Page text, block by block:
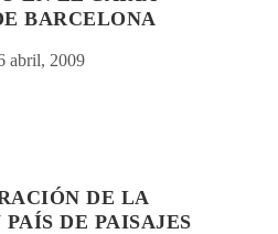
BARCELONA
abril, 2009
DE LA
DE PAISAJES